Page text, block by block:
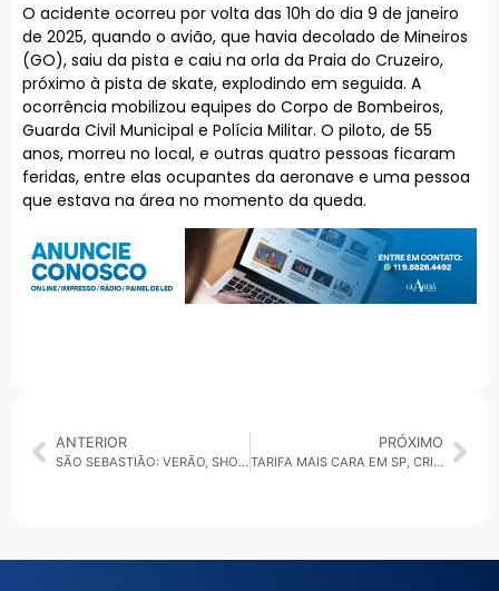
O acidente ocorreu por volta das 10h do dia 9 de janeiro
de 2025, quando o avião, que havia decolado de Mineiros
(GO), saiu da pista e caiu na orla da Praia do Cruzeiro,
próximo à pista de skate, explodindo em seguida. A
ocorrência mobilizou equipes do Corpo de Bombeiros,
Guarda Civil Municipal e Polícia Militar. O piloto, de 55
anos, morreu no local, e outras quatro pessoas ficaram
feridas, entre elas ocupantes da aeronave e uma pessoa
que estava na área no momento da queda.
ANTERIOR
SÃO SEBASTIÃO: VERÃO, SHOW, E PRAÇA PÔR DO SOL ABREM AGENDA DE JANEIRO COM SAFADÃO, ANA CASTELA, EDSON E HUDSON E GRELO
PRÓXIMO
TARIFA MAIS CARA EM SP, CRISE PARTIDÁRIA NO PSB DIADEMA E RACHAS NO PODER TARCÍSIO E FLAVIO BOLSONARO : O BALANÇO DA POLÍTICA QUE SACUDIU SÃO PAULO NA SEMANA